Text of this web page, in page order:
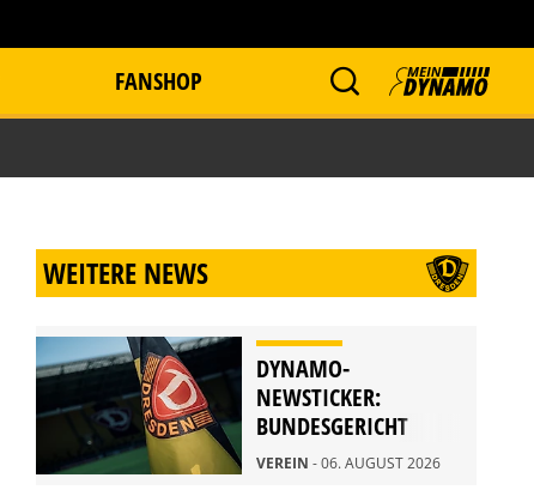
FANSHOP
WEITERE NEWS
DYNAMO-
NEWSTICKER:
BUNDESGERICHT
WEIST BERUFUNG
VEREIN - 06. AUGUST 2026